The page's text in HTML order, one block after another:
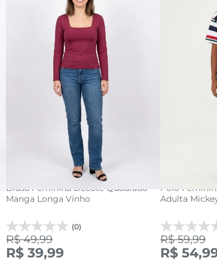
M G
adicionar a sacola
Blusa Feminina Decote Quadrado
Manga Longa Vinho
(0)
R$ 49,99
R$ 39,99
Polo
Adulta
R$ 59,99
R$